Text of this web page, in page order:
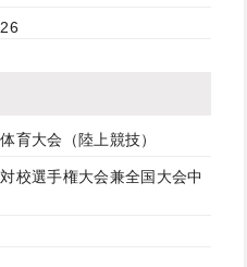
育大会（陸上競技）
校選手権大会兼全国大会中